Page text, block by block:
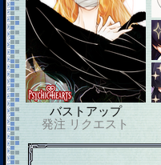
バストアップ
発注 リクエスト